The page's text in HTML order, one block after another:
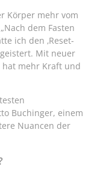
Körper mehr vom
dem Fasten
ich den ‚Reset-
Mit neuer
hat mehr Kraft und
Buchinger, einem
Nuancen der